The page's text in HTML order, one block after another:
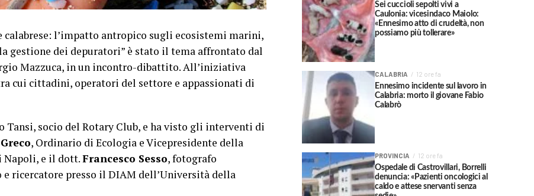
calabrese: l’impatto antropico sugli ecosistemi marini,
gestione dei depuratori” è stato il tema affrontato dal
Mazzuca, in un incontro-dibattito. All’iniziativa
cui cittadini, operatori del settore e appassionati di
socio del Rotary Club, e ha visto gli interventi di
, Ordinario di Ecologia e Vicepresidente della
Napoli, e il dott.Francesco Sesso, fotografo
ricercatore presso il DIAM dell’Università della
Sei cuccioli sepolti vivi a
Caulonia: vicesindaco Maiolo:
«Ennesimo atto di crudeltà, non
possiamo più tollerare»
CALABRIA 12 ore fa
Ennesimo incidente sul lavoro in
Calabria: morto il giovane Fabio
Calabrò
PROVINCIA 12 ore fa
Ospedale di Castrovillari, Borrelli
denuncia: «Pazienti oncologici al
caldo e attese snervanti senza